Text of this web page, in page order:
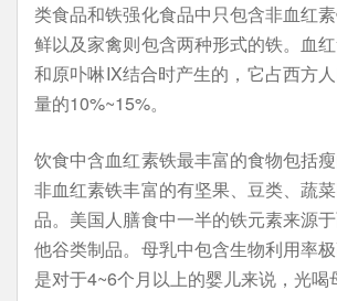
类食品和铁强化食品中只包含非血红
鲜以及家禽则包含两种形式的铁。血
和原卟啉IX结合时产生的，它占西方
量的10%~15%。
饮食中含血红素铁最丰富的食物包括
非血红素铁丰富的有坚果、豆类、蔬
品。美国人膳食中一半的铁元素来源
他谷类制品。母乳中包含生物利用率
是对于4~6个月以上的婴儿来说，光喝